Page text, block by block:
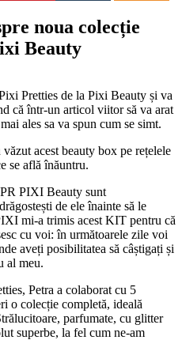
noua colecție
Beauty
Pretties de la Pixi Beauty și va
că într-un articol viitor să va arat
ales sa va spun cum se simt.
acest beauty box pe rețelele
se află înăuntru.
PIXI Beauty sunt
de ele înainte să le
mi-a trimis acest KIT pentru că
cu voi: în următoarele zile voi
aveți posibilitatea să câștigați și
al meu.
Petra a colaborat cu 5
o colecție completă, ideală
parfumate, cu glitter
superbe, la fel cum ne-am